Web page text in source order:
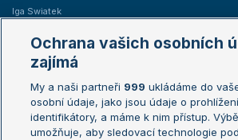
Iga Swiatek
Žebříčky
Žebříček ATP (muži)
Žebříček WTA (ženy)
Sázkařský žebříček
Australian
French Open
Wimbledon
Ochrana vašich osobních
zajímá
My a naši partneři 999 ukládáme do
osobní údaje, jako jsou údaje o
identifikátory, a máme k nim přístup.
umožňuje, aby sledovací technologie